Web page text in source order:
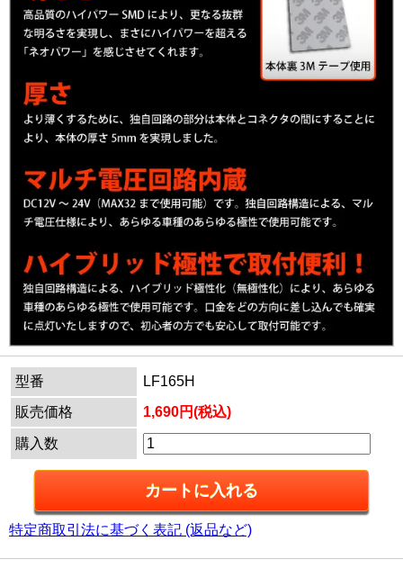
型番
LF165H
販売価格
1,690円(税込)
購入数
特定商取引法に基づく表記 (返品など)